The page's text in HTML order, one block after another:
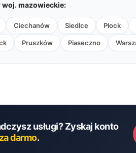
mazowieckie:
Ciechanów Siedlce Płock
Pruszków Piaseczno
usługi? Zyskaj konto
darmo.